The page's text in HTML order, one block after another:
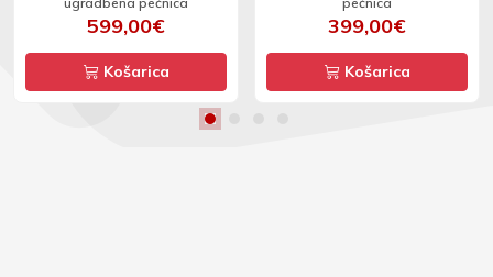
599,00€
Košarica
399,00€
Košarica